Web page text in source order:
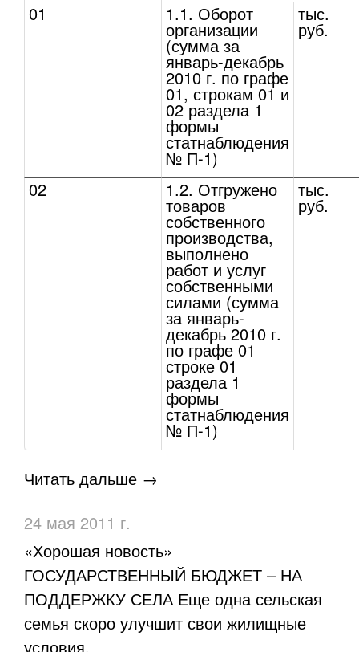
01
1.1. Оборот
организации
(сумма за
январь-декабрь
2010 г. по графе
01, строкам 01 и
02 раздела 1
формы
статнаблюдения
№ П-1)
тыс.
руб.
02 1.2. Отгружено
товаров
собственного
производства,
выполнено
работ и услуг
собственными
силами (сумма
за январь-
декабрь 2010 г.
по графе 01
строке 01
раздела 1
формы
статнаблюдения
№ П-1)
тыс.
руб.
Читать дальше →
24 мая 2011 г.
«Хорошая новость»
ГОСУДАРСТВЕННЫЙ БЮДЖЕТ – НА
ПОДДЕРЖКУ СЕЛА Еще одна сельская
семья скоро улучшит свои жилищные
условия.